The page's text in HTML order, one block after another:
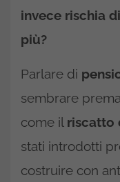
invece rischia
più?
Parlare di
sembrare
come il riscatto
stati introdotti
costruire con